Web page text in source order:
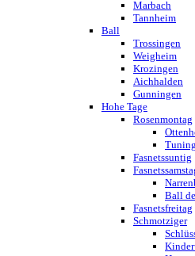
Marbach
Tannheim
Ball
Trossingen
Weigheim
Krozingen
Aichhalden
Gunningen
Hohe Tage
Rosenmontag
Fasnetssuntig
Ball
Fasnetsfreitag
Schmotziger